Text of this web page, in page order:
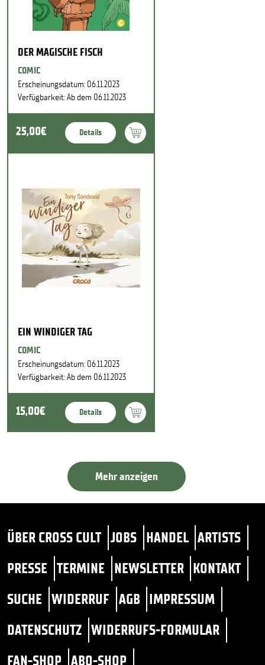
DER MAGISCHE FISCH
COMIC
Erscheinungsdatum: 06.11.2023
Verfügbarkeit: Ab dem 06.11.2023
25,00€ Details
EIN WINDIGER TAG
COMIC
Erscheinungsdatum: 06.11.2023
Verfügbarkeit: Ab dem 06.11.2023
15,00€ Details
Mehr anzeigen
ÜBER CROSS CULT JOBS HANDEL ARTISTS
PRESSE TERMINE NEWSLETTER KONTAKT
SUCHE WIDERRUF AGB IMPRESSUM
DATENSCHUTZ WIDERRUFS-FORMULAR
FAN-SHOP ABO-SHOP